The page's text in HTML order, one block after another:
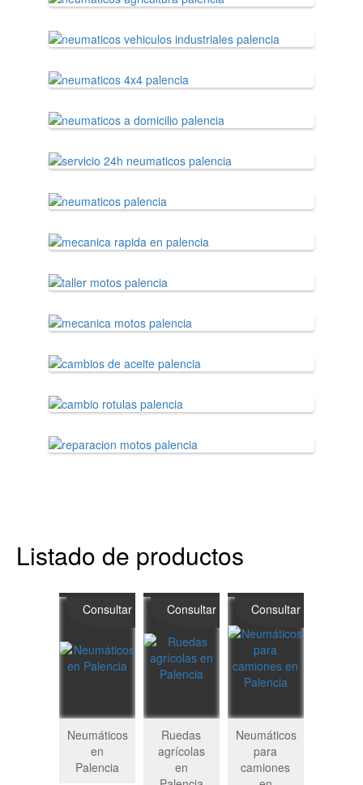
Listado de productos
Consultar
Neumáticos
en
Palencia
Consultar
Ruedas
agrícolas
en
Consultar
Neumáticos
para
camiones